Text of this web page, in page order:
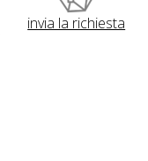
invia la richiesta